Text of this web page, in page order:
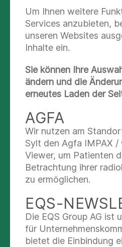
erarbeitet. Auf diese
jedem Patienten ein
Krankheitsmodell. Auf
individuelle
Episoden erkannt und ein
zur Rückfallverhütung
unseren
und deren Bewältigung.
zum Experten seiner
optimale Behandlung ist
Angehörigen in die
Wir bieten daher, soweit
gewünscht, Angehörigen-
Paargespräche an. Zudem
Angehörigen unserer
regelmäßig
wichtige Informationen zu
bipolaren Störungen.
Um Ihnen weitere
Services anzubieten,
unseren Websites
Inhalte ein.
Sie können Ihre
ändern und die
erneutes Laden der
AGFA
Wir nutzen am
Sylt den Agfa IMPAX /
Viewer, um Patienten
Betrachtung ihrer
zu ermöglichen.
EQS-
Die EQS Group AG ist
für
bietet die Einbindung